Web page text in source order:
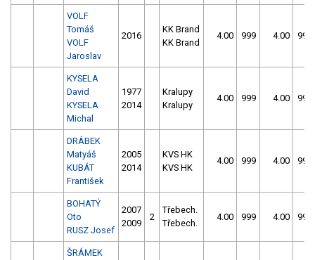
VOLF
Tomáš
VOLF
Jaroslav
2016
KK Brand
KK Brand
4.00 999 4.00 999
KYSELA
David
KYSELA
Michal
1977
2014
Kralupy
Kralupy
4.00 999 4.00 999
DRÁBEK
Matyáš
KUBÁT
František
2005
2014
KVS HK
KVS HK
4.00 999 4.00 999
BOHATÝ
Oto
RUSZ Josef
2007
2009
2
Třebech.
Třebech.
4.00 999 4.00 999
ŠRÁMEK